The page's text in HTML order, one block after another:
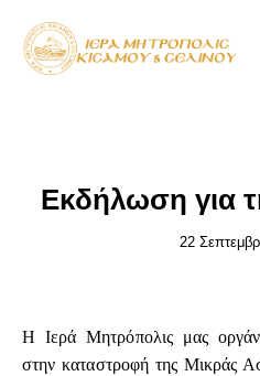
Εκδήλωση για
22
Η Ιερά Μητρόπολις μας
στην καταστροφή της Μικράς